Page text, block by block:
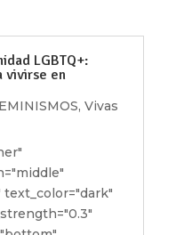
LGBTQ+:
vivirse en
, Vivas